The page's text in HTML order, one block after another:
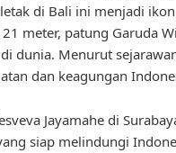
di Bali ini menjadi ikon
meter, patung Garuda
dunia. Menurut
dan keagungan
Jayamahe di
siap melindungi